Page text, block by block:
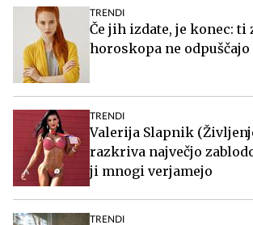
TRENDI
Če jih izdate, je konec: ti
horoskopa ne odpuščajo
TRENDI
Valerija Slapnik
razkriva največjo
ji mnogi verjamejo
TRENDI